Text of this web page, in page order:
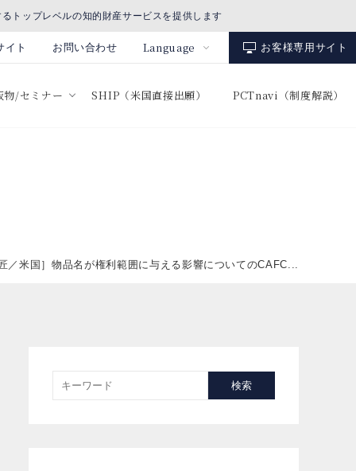
トップレベルの知的財産サービスを提供します
イト お問い合わせ Language お客様専用サイト
/セミナー SHIP（米国直接出願） PCTnavi（制度解説）
／米国］物品名が権利範囲に与える影響についてのCAFC...
検索